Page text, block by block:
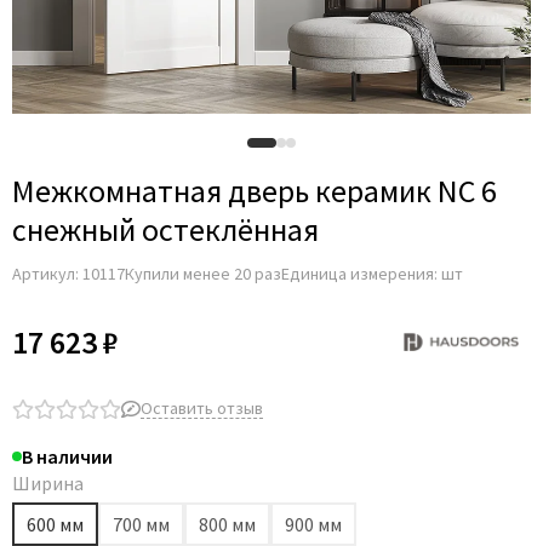
Межкомнатная дверь керамик NC 6
снежный остеклённая
Артикул: 10117Купили менее 20 разЕдиница измерения: шт
17 623 ₽
Оставить отзыв
В наличии
Ширина
600 мм
700 мм 800 мм
900 мм